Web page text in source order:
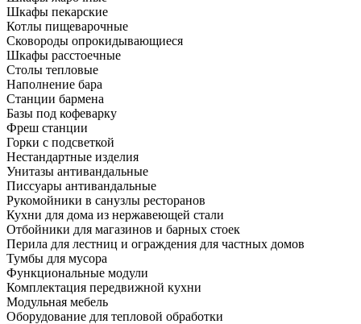
Шкафы пекарские
Котлы пищеварочные
Сковороды опрокидывающиеся
Шкафы расстоечные
Столы тепловые
Наполнение бара
Станции бармена
Базы под кофеварку
Фреш станции
Горки с подсветкой
Нестандартные изделия
Унитазы антивандальные
Писсуары антивандальные
Рукомойники в санузлы ресторанов
Кухни для дома из нержавеющей стали
Отбойники для магазинов и барных стоек
Перила для лестниц и ограждения для частных домов
Тумбы для мусора
Функциональные модули
Комплектация передвижной кухни
Модульная мебель
Оборудование для тепловой обработки